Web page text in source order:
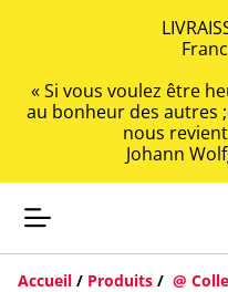
« Si vous voulez être
au bonheur des autres
nous
Johann
Accueil / Produits / @